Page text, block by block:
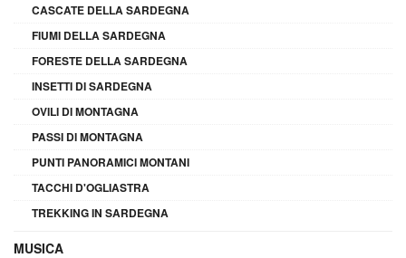
CASCATE DELLA SARDEGNA
FIUMI DELLA SARDEGNA
FORESTE DELLA SARDEGNA
INSETTI DI SARDEGNA
OVILI DI MONTAGNA
PASSI DI MONTAGNA
PUNTI PANORAMICI MONTANI
TACCHI D'OGLIASTRA
TREKKING IN SARDEGNA
MUSICA